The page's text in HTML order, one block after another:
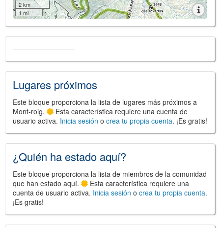
2 km
1 mi
©Leaflet
JS library for interactive maps
Lugares próximos
Este bloque proporciona la lista de lugares más próximos a
Mont-roig.
Esta característica requiere una cuenta de
usuario activa. Inicia sesión o crea tu propia cuenta. ¡Es gratis!
¿Quién ha estado aquí?
Este bloque proporciona la lista de miembros de la comunidad
que han estado aquí.
Esta característica requiere una
cuenta de usuario activa. Inicia sesión o crea tu propia cuenta.
¡Es gratis!